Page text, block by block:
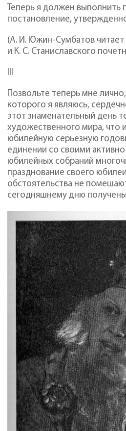
Теперь я должен выполнить
постановление,
(А. И. Южин-Сумбатов
и К. С. Станиславского
III
Позвольте теперь мне
которого я являюсь,
этот знаменательный день
художественного мира, что
юбилейную серьезную
единении со своими
юбилейных собраний
празднование своего
обстоятельства не
сегодняшнему дню